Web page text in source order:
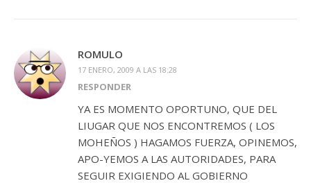
ROMULO
17 ENERO, 2009 A LAS 18:28
RESPONDER
YA ES MOMENTO OPORTUNO, QUE DEL
LIUGAR QUE NOS ENCONTREMOS ( LOS
MOHEÑOS ) HAGAMOS FUERZA, OPINEMOS,
APO-YEMOS A LAS AUTORIDADES, PARA
SEGUIR EXIGIENDO AL GOBIERNO